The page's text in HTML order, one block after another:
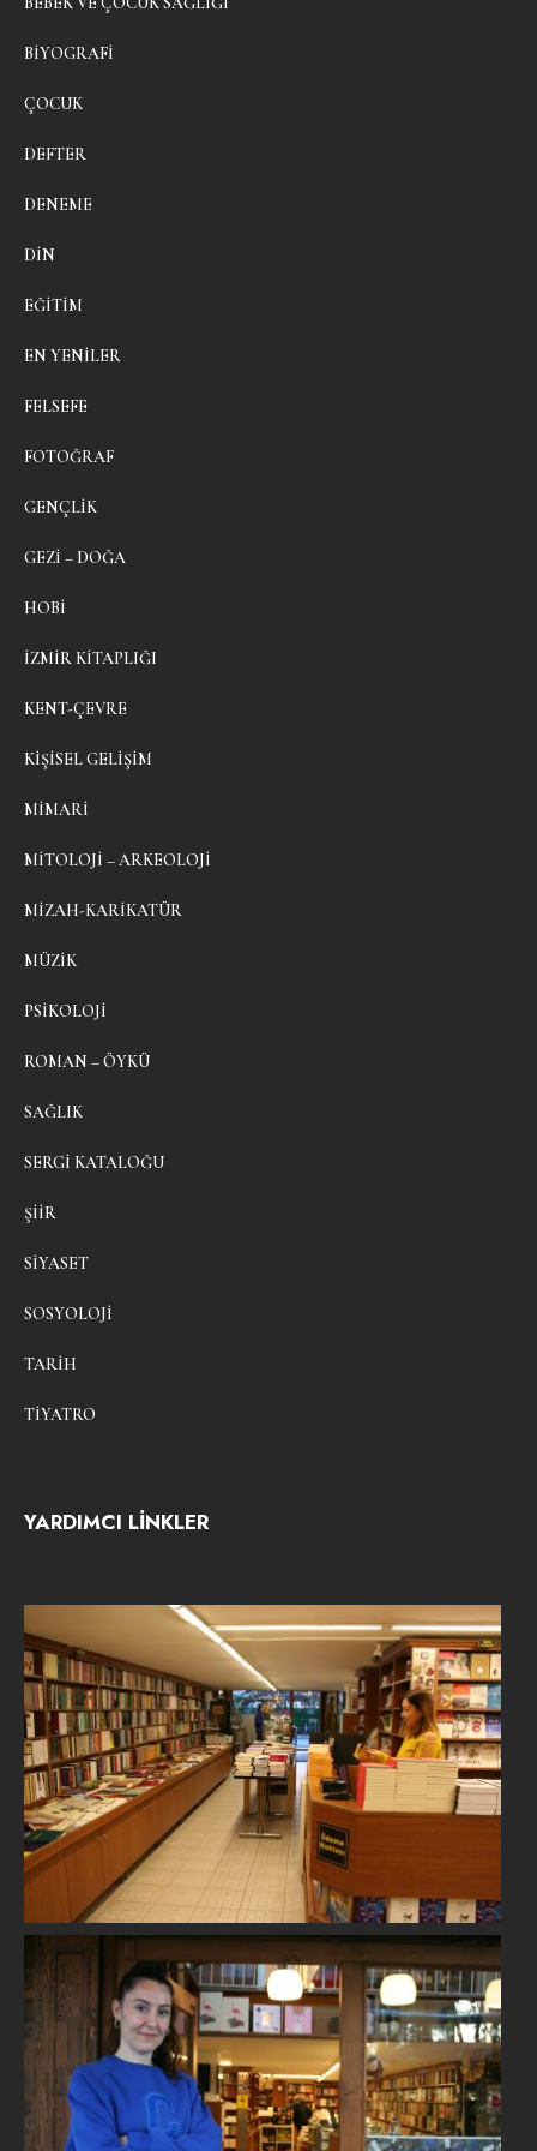
BIYOGRAFI
ÇOCUK
DEFTER
DENEME
DIN
EĞITIM
EN YENILER
FELSEFE
FOTOĞRAF
GENÇLIK
GEZI – DOĞA
HOBI
İZMIR KITAPLIĞI
KENT-ÇEVRE
KIŞISEL GELIŞIM
MIMARI
MITOLOJI – ARKEOLOJI
MIZAH-KARIKATÜR
MÜZIK
PSIKOLOJI
ROMAN – ÖYKÜ
SAĞLIK
SERGI KATALOĞU
ŞIIR
SIYASET
SOSYOLOJI
TARIH
TIYATRO
YARDIMCI LİNKLER